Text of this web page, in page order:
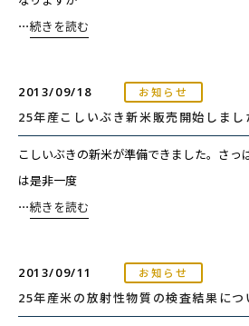
⋯続きを読む
2013/09/18 お知らせ
25年産こしいぶき新米販売開始しまし
こしいぶきの新米が準備できました。さっ
は是非一度
⋯続きを読む
2013/09/11 お知らせ
25年産米の放射性物質の検査結果につ